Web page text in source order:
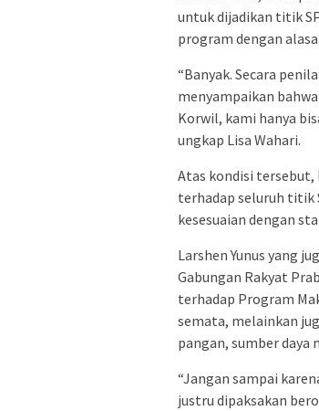
untuk dijadikan titik
program dengan
“Banyak. Secara
menyampaikan
Korwil, kami hanya
ungkap Lisa Wahari.
Atas kondisi tersebut,
terhadap seluruh titik
kesesuaian dengan
Larshen Yunus yang
Gabungan Rakyat
terhadap Program
semata, melainkan
pangan, sumber daya
“Jangan sampai
justru dipaksakan